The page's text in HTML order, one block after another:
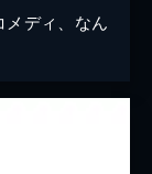
ディ、なん